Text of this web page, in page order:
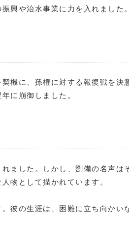
興や治水事業に力を入れました
機に、孫権に対する報復戦を
に崩御しました。
ました。しかし、劉備の名声
物として描かれています。
彼の生涯は、困難に立ち向か